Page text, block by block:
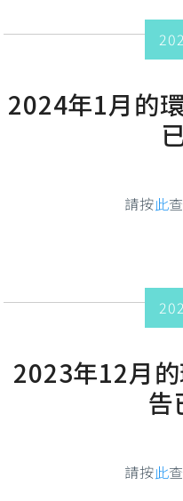
2024年1月的
請按此
2023年12月
告
請按此